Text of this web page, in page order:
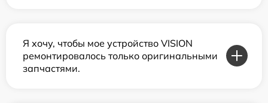
Я хочу, чтобы мое устройство VISION
ремонтировалось только оригинальными
запчастями.